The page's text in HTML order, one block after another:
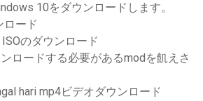
10をダウンロードします。
ロード
のダウンロード
ロードする必要があるmodを飢えさ
hari mp4ビデオダウンロード